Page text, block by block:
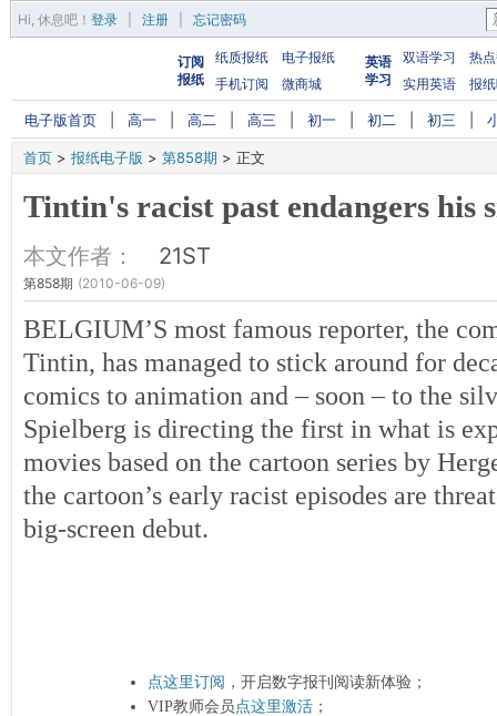
Hi, 休息吧 ！ 登录 注册 忘记密码
订阅
报纸
纸质报纸
电子报纸
手机订阅
微商城
英语
学习
双语学习
热
实用英语
报
电子版首页 高一 高二 高三 初一 初二 初三
首页 > 报纸电子版 > 第858期 > 正文
Tintin's racist past endangers his
本文作者： 21ST
第858期 (2010-06-09)
BELGIUM’S most famous reporter, the
Tintin, has managed to stick around for
comics to animation and – soon – to the
Spielberg is directing the first in what is
movies based on the cartoon series by
the cartoon’s early racist episodes are
big-screen debut.
点这里订阅 ，开启数字报刊阅读新体验；
VIP教师会员点这里激活 ；